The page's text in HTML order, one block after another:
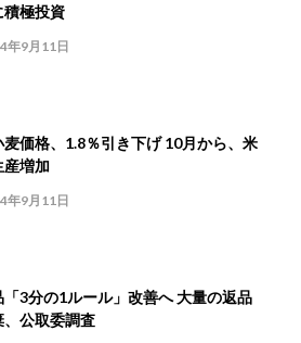
積極投資
年9月11日
麦価格、1.8％引き下げ 10月から、米
産増加
年9月11日
「3分の1ルール」改善へ 大量の返品
、公取委調査